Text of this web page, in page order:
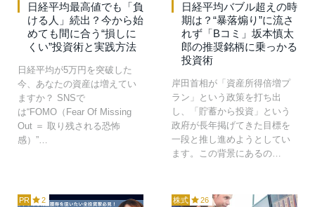
日経平均最高値でも「負
ける人」続出？今から始
めても間に合う“損しに
くい”投資術と実践方法
日経平均が5万円を突破した
今、あなたの資産は増えてい
ますか？ SNSで
は“FOMO（Fear Of Missing
Out ＝ 取り残される恐怖
感）”…
日経平均バブル超えの時
期は？“暴落煽り”に流さ
れず「Bコミ」坂本慎太
郎の推奨銘柄に乗っかる
投資術
岸田首相が「資産所得倍増プ
ラン」という政策を打ち出
し、「貯蓄から投資」という
政府が長年掲げてきた目標を
一段と推し進めようとしてい
ます。この背景にあるの…
PR 2 株式 26